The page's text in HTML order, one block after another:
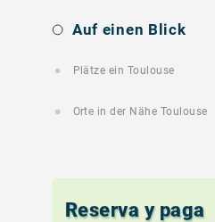
Auf einen Blick
Plätze ein Toulouse
Orte in der Nähe Toulouse
Reserva y paga